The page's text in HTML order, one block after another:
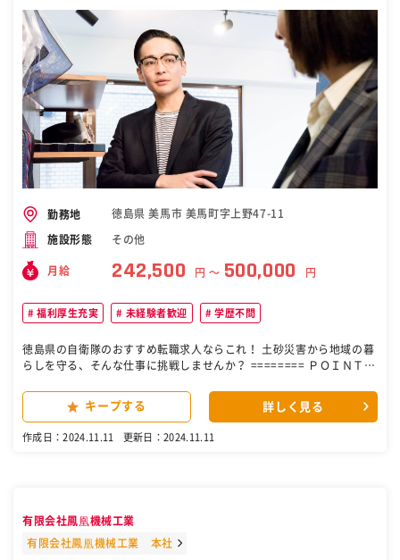
勤務地 徳島県 美馬市 美馬町字上野47-11
施設形態 その他
月給 242,500 円 〜 500,000 円
福利厚生充実 未経験者歓迎 学歴不問
徳島県の自衛隊のおすすめ転職求人ならこれ！ 土砂災害から地域の暮
らしを守る、そんな仕事に挑戦しませんか？ ======== ＰＯＩＮＴ =
分） 3|家賃補助制度＆家族手当あり 4|資格取得補助＆資格手当あり 5|
実労働時間7時間 6|経験により50万スタートも =================
災害現場の復旧対策 ・自然災害に関する調査/設計 ・道路改良に関す
集合で向かいます。 ・出張あり（泊りでの出張なし） ☆書類作成のサ
ポートあり ☆デスクワーク5割：現場作業5割 【アピールポイント】
キープする 詳しく見る
作成日：2024.11.11 更新日：2024.11.11
有限会社鳳凰機械工業
有限会社鳳凰機械工業 本社